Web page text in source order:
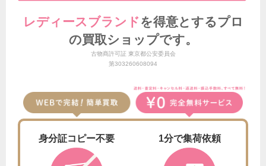
レディースブランド を得意とする プロ
の買取ショップです。
古物商許可証 東京都公安委員会
第303260608094
身分証コピー不要 1分で集荷依頼